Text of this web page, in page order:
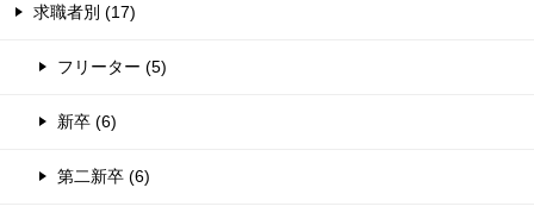
求職者別 (17)
フリーター (5)
新卒 (6)
第二新卒 (6)